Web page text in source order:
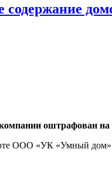
оштрафован на
ООО «УК «Умный